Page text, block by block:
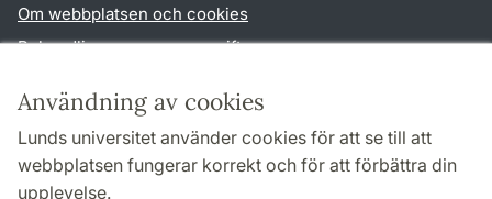
Användning av cookies
Lunds universitet använder cookies för att se till att
webbplatsen fungerar korrekt och för att förbättra din
upplevelse.
Om webbplatsen och cookies
Behandling av personuppgifter
TYPO3-login
Följ oss i sociala medier